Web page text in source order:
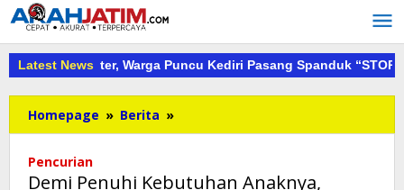
Lewati
ke
konten
Latest News
30 Meter, Warga Puncu Kediri Pasang Spanduk “STOP
Homepage » Berita »
Penuhi
Pencurian
Demi Penuhi Kebutuhan Anaknya,